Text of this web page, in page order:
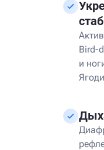
Bird-
и